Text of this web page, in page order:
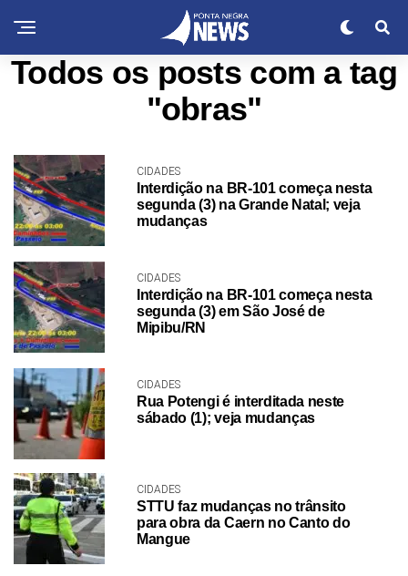
Todos os posts com a tag
"obras"
CIDADES
Interdição na BR-101 começa nesta
segunda (3) na Grande Natal; veja
mudanças
CIDADES
Interdição na BR-101 começa nesta
segunda (3) em São José de
Mipibu/RN
CIDADES
Rua Potengi é interditada neste
sábado (1); veja mudanças
CIDADES
STTU faz mudanças no trânsito
para obra da Caern no Canto do
Mangue